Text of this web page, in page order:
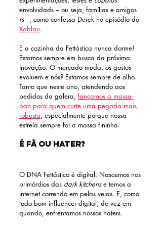
envolvidads – ou seja, famílias e amigos
rs –, como confessa Derek no episódio do
Xablau.
E a cozinha da Fettástica nunca dorme!
Estamos sempre em busca da próxima
inovação. O mercado muda, os gostos
evoluem e nós? Estamos sempre de olho.
Tanto que neste ano, atendendo aos
pedidos da galera, lançamos a massa
pan para quem curte uma pegada mais
robusta, especialmente porque nossa
estrela sempre foi a massa fininha.
É FÃ OU HATER?
O DNA Fettástico é digital. Nascemos nos
primórdios das dark kitchens e temos a
internet correndo em pelas veias. E, como
todo bom influencer digital, de vez em
quando, enfrentamos nossos haters.